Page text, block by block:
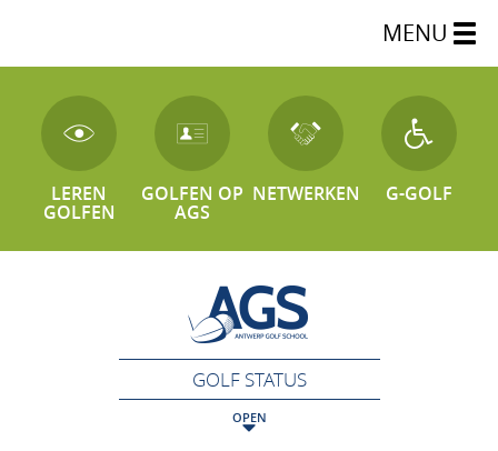
MENU
LEREN
GOLFEN
GOLFEN OP
AGS
NETWERKEN G-GOLF
GOLF STATUS
OPEN